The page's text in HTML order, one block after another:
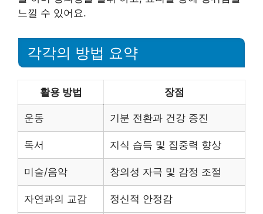
느낄 수 있어요.
각각의 방법 요약
활용 방법 장점
운동 기분 전환과 건강 증진
독서 지식 습득 및 집중력 향상
미술/음악 창의성 자극 및 감정 조절
자연과의 교감 정신적 안정감